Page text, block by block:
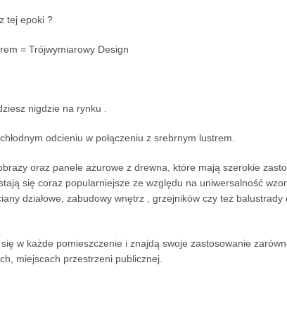
tej epoki ?
= Trójwymiarowy Design
nigdzie na rynku .
odcieniu w połączeniu z srebrnym lustrem.
oraz panele ażurowe z drewna, które mają szerokie
się coraz popularniejsze ze względu na uniwersalność
działowe, zabudowy wnętrz , grzejników czy też
w każde pomieszczenie i znajdą swoje zastosowanie
miejscach przestrzeni publicznej.